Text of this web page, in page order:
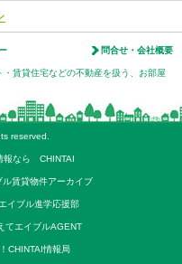
問合せ・会社概要
賃貸住宅などの不動産を扱う、お部屋
reserved.
報なら CHINTAI
賃貸物件アーカイブ
イブル進学応援部
てエイブルAGENT
CHINTAI情報局